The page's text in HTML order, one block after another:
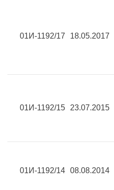
01И-1192/17 18.05.2017
01И-1192/15 23.07.2015
01И-1192/14 08.08.2014